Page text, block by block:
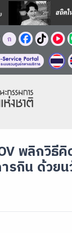
ก
พลิกวิธี
รกิน ด้วย